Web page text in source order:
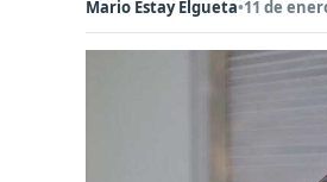
Mario Estay Elgueta•11 de